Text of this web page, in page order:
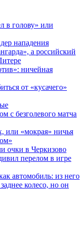
в голову» или
нападения
а российский
ничейная
от «кусачего»
с безголевого матча
или «мокрая» ничья
очки в Черкизово
перелом в игре
автомобиль: из него
колесо, но он